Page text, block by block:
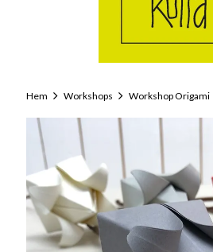
Hem Workshops Workshop Origami